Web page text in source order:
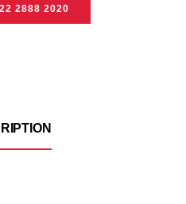
2888 2020